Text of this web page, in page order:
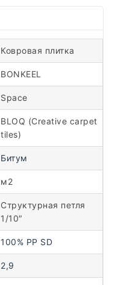
Ковровая плитка
BONKEEL
Space
BLOQ (Creative carpet
tiles)
Битум
м2
Структурная петля
1/10″
100% PP SD
2,9